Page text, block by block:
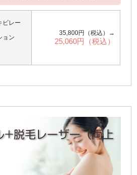
ビレー
ョン
35,800円（税込）→
25,060円（税込）
+脱毛レーザー（両上